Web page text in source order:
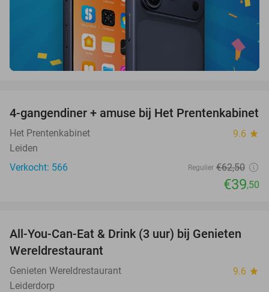
37%
4-gangendiner + amuse bij Het Prentenkabinet
Het Prentenkabinet 9.6 star
Leiden
Verkocht: 566
Regulier €62,50
€39,50
19%
All-You-Can-Eat & Drink (3 uur) bij Genieten
Wereldrestaurant
Genieten Wereldrestaurant 9.6 star
Leiderdorp